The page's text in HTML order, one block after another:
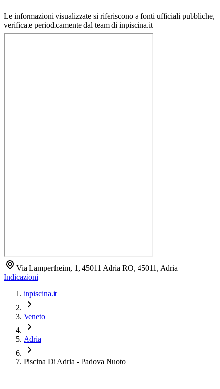
Le informazioni visualizzate si riferiscono a fonti ufficiali pubbliche,
verificate periodicamente dal team di inpiscina.it
Via Lampertheim, 1, 45011 Adria RO, 45011, Adria
Indicazioni
inpiscina.it
Veneto
Adria
Piscina Di Adria - Padova Nuoto